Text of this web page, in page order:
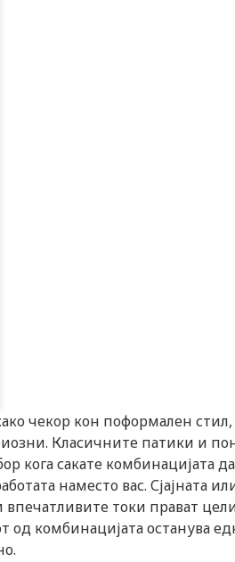
чекор кон поформален
Класичните патики и
кога сакате комбинацијата
наместо вас. Сјајната
токи прават
комбинацијата останува